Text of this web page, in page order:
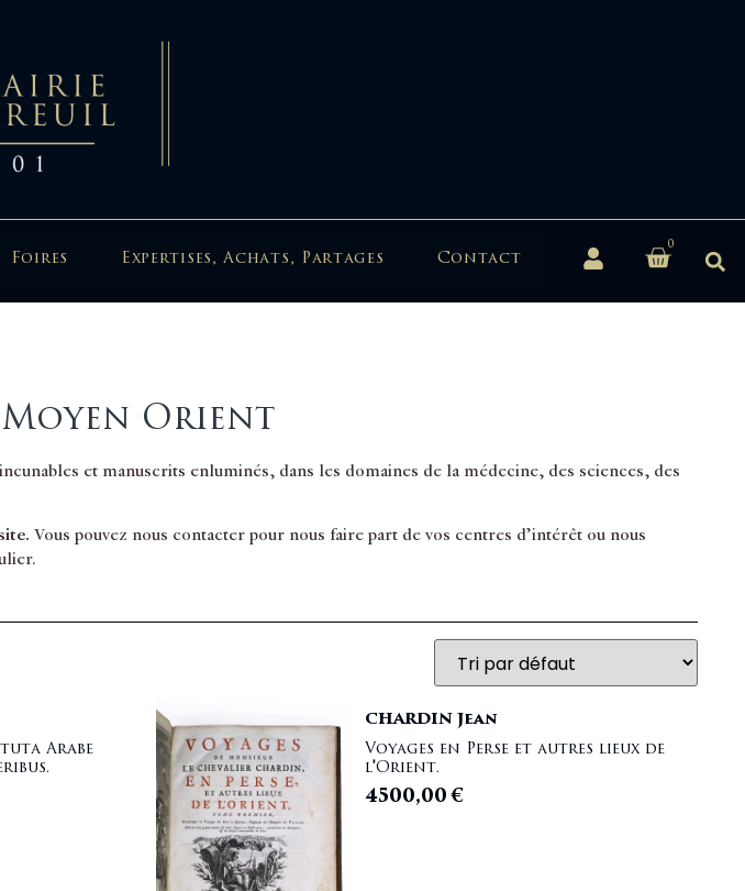
Foires Expertises, Achats, Partages Contact
0
Orient
et manuscrits enluminés, dans les domaines de la médecine, des sciences, des
Vous pouvez nous contacter pour nous faire part de vos centres d’intérêt ou nous
Arabe
CHARDIN Jean
Voyages en Perse et autres lieux de
l'Orient.
4500,00€